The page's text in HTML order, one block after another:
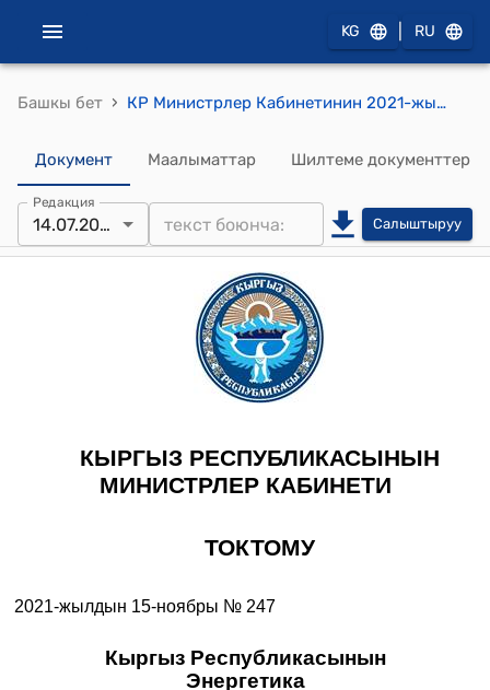
KG RU
Башкы бет › КР Министрлер Кабинетинин 2021-жылдын 15-ноябрындагы № 247 "Кыргыз Республикасынын Энергетика министрлигинин маселелери жөнүндө" токтому
Документ Маалыматтар Шилтеме документтер
Редакция
14.07.2025 Салыштыруу